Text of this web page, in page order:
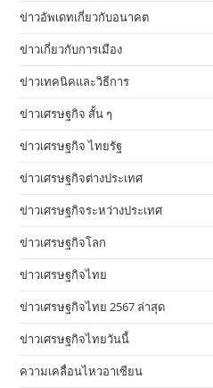
ข่าวอัพเดทเกี่ยวกับอนาคต
ข่าวเกี่ยวกับการเมือง
ข่าวเทคนิคและวิธีการ
ข่าวเศรษฐกิจ สั้น ๆ
ข่าวเศรษฐกิจ ไทยรัฐ
ข่าวเศรษฐกิจต่างประเทศ
ข่าวเศรษฐกิจระหว่างประเทศ
ข่าวเศรษฐกิจโลก
ข่าวเศรษฐกิจไทย
ข่าวเศรษฐกิจไทย 2567 ล่าสุด
ข่าวเศรษฐกิจไทยวันนี้
ความเคลื่อนไหวอาเซียน